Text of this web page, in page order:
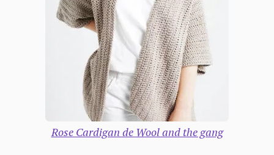
Rose Cardigan de Wool and the gang